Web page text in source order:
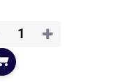
+
Do košíku